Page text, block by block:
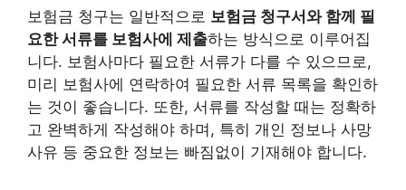
보험금 청구는 일반적으로 보험금 청구서와 함께 필
요한 서류를 보험사에 제출하는 방식으로 이루어집
니다. 보험사마다 필요한 서류가 다를 수 있으므로,
미리 보험사에 연락하여 필요한 서류 목록을 확인하
는 것이 좋습니다. 또한, 서류를 작성할 때는 정확하
고 완벽하게 작성해야 하며, 특히 개인 정보나 사망
사유 등 중요한 정보는 빠짐없이 기재해야 합니다.